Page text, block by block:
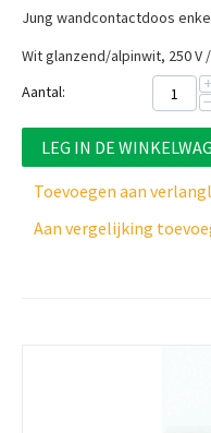
Jung wandcontactdoos
Wit glanzend/alpinwit, 250 V
Aantal:
−
LEG IN DE
Toevoegen aan
Aan vergelijking